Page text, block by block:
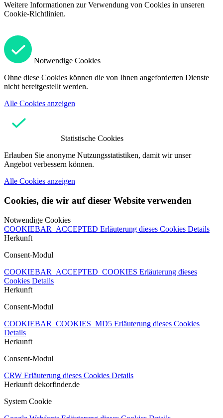
Weitere Informationen zur Verwendung von Cookies in unseren
Cookie-Richtlinien.
Notwendige Cookies
Ohne diese Cookies können die von Ihnen angeforderten Dienste
nicht bereitgestellt werden.
Alle Cookies anzeigen
Statistische Cookies
Erlauben Sie anonyme Nutzungsstatistiken, damit wir unser
Angebot verbessern können.
Alle Cookies anzeigen
Cookies, die wir auf dieser Website verwenden
Notwendige Cookies
COOKIEBAR_ACCEPTED Erläuterung dieses Cookies Details
Herkunft
Consent-Modul
COOKIEBAR_ACCEPTED_COOKIES Erläuterung dieses
Cookies Details
Herkunft
Consent-Modul
COOKIEBAR_COOKIES_MD5 Erläuterung dieses Cookies
Details
Herkunft
Consent-Modul
CRW Erläuterung dieses Cookies Details
Herkunft dekorfinder.de
System Cookie